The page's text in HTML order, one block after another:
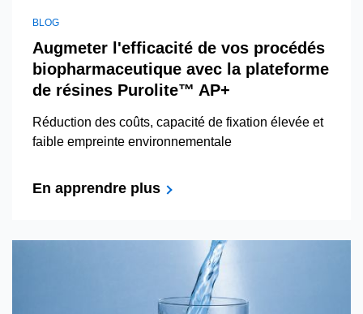
BLOG
Augmeter l'efficacité de vos procédés
biopharmaceutique avec la plateforme
de résines Purolite™ AP+
Réduction des coûts, capacité de fixation élevée et
faible empreinte environnementale
En apprendre plus